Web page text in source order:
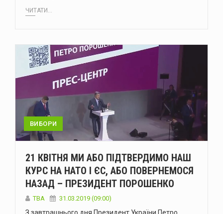
ЧИТАТИ...
ВИБОРИ
21 КВІТНЯ МИ АБО ПІДТВЕРДИМО НАШ
КУРС НА НАТО І ЄС, АБО ПОВЕРНЕМОСЯ
НАЗАД – ПРЕЗИДЕНТ ПОРОШЕНКО
TBA 31.03.2019 (09:00)